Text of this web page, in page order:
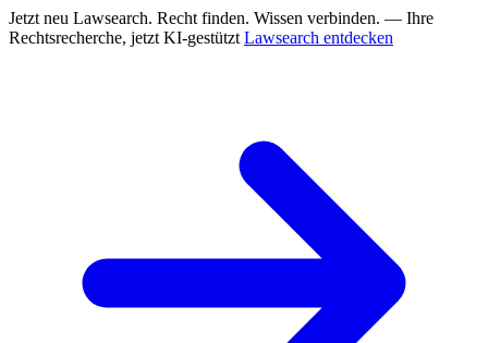
Jetzt neu Lawsearch. Recht finden. Wissen verbinden. — Ihre
Rechtsrecherche, jetzt KI-gestützt Lawsearch entdecken